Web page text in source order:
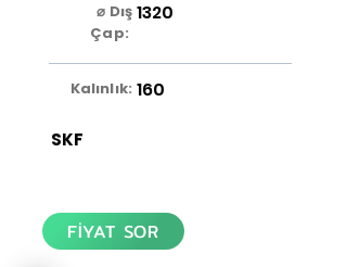
⌀ Dış
Çap:
1320
Kalınlık: 160
SKF
FİYAT SOR